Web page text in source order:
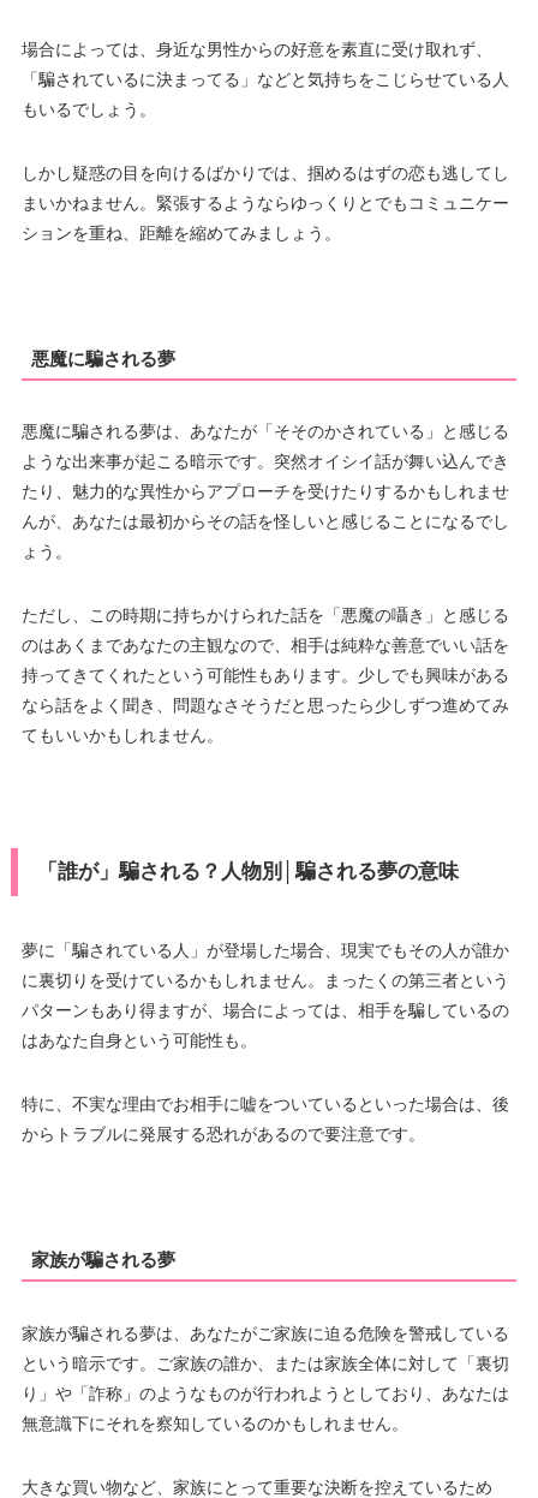
場合によっては、身近な男性からの好意を素直に受け取れず、
「騙されているに決まってる」などと気持ちをこじらせている人
もいるでしょう。
しかし疑惑の目を向けるばかりでは、掴めるはずの恋も逃してし
まいかねません。緊張するようならゆっくりとでもコミュニケー
ションを重ね、距離を縮めてみましょう。
悪魔に騙される夢
悪魔に騙される夢は、あなたが「そそのかされている」と感じる
ような出来事が起こる暗示です。突然オイシイ話が舞い込んでき
たり、魅力的な異性からアプローチを受けたりするかもしれませ
んが、あなたは最初からその話を怪しいと感じることになるでし
ょう。
ただし、この時期に持ちかけられた話を「悪魔の囁き」と感じる
のはあくまであなたの主観なので、相手は純粋な善意でいい話を
持ってきてくれたという可能性もあります。少しでも興味がある
なら話をよく聞き、問題なさそうだと思ったら少しずつ進めてみ
てもいいかもしれません。
「誰が」騙される？人物別│騙される夢の意味
夢に「騙されている人」が登場した場合、現実でもその人が誰か
に裏切りを受けているかもしれません。まったくの第三者という
パターンもあり得ますが、場合によっては、相手を騙しているの
はあなた自身という可能性も。
特に、不実な理由でお相手に嘘をついているといった場合は、後
からトラブルに発展する恐れがあるので要注意です。
家族が騙される夢
家族が騙される夢は、あなたがご家族に迫る危険を警戒している
という暗示です。ご家族の誰か、または家族全体に対して「裏切
り」や「詐称」のようなものが行われようとしており、あなたは
無意識下にそれを察知しているのかもしれません。
大きな買い物など、家族にとって重要な決断を控えているため